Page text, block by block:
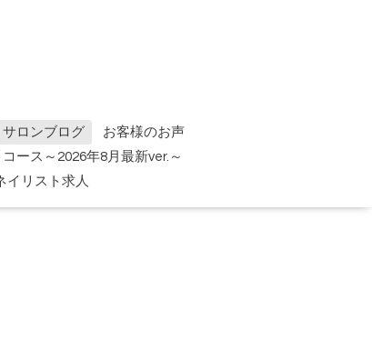
サロンブログ
お客様のお声
ース～2026年8月最新ver.～
イリスト求人